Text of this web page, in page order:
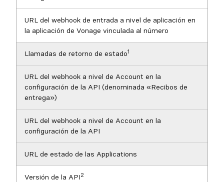
URL del webhook de entrada a nivel de aplicación en
la aplicación de Vonage vinculada al número
Llamadas de retorno de estado1
URL del webhook a nivel de Account en la
configuración de la API (denominada «Recibos de
entrega»)
URL del webhook a nivel de Account en la
configuración de la API
URL de estado de las Applications
Versión de la API2